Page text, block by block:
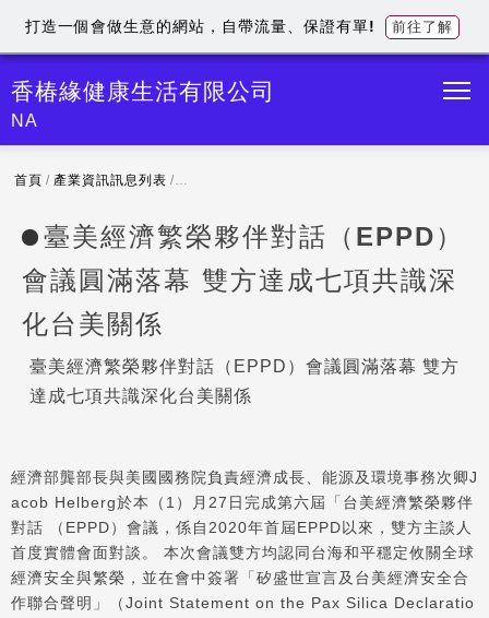
香椿緣健康生活有限公司
NA
首頁 / 產業資訊訊息列表 / 臺美經濟繁榮夥伴對話（EPPD）會議圓滿落幕
臺美經濟繁榮夥伴對話（EPPD）
會議圓滿落幕 雙方達成七項共識深
化台美關係
臺美經濟繁榮夥伴對話（EPPD）會議圓滿落幕 雙方
達成七項共識深化台美關係
經濟部龔部長與美國國務院負責經濟成長、能源及環境事務次卿J
acob Helberg於本（1）月27日完成第六屆「台美經濟繁榮夥伴
對話 （EPPD）會議，係自2020年首屆EPPD以來，雙方主談人
首度實體會面對談。 本次會議雙方均認同台海和平穩定攸關全球
經濟安全與繁榮，並在會中簽署「矽盛世宣言及台美經濟安全合
作聯合聲明」（Joint Statement on the Pax Silica Declaratio
打造一個會做生意的網站，自帶流量、保證有單! 前往了解